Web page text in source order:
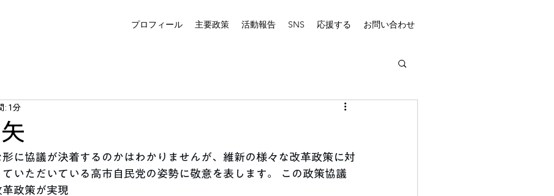
プロフィール 主要政策 活動報告 SNS 応援する お問い合わせ
: 1分
に協議が決着するのかはわかりませんが、維新の様々な改革政策に対
ていただいている高市自民党の姿勢に敬意を表します。 この政策協議
政策が実現